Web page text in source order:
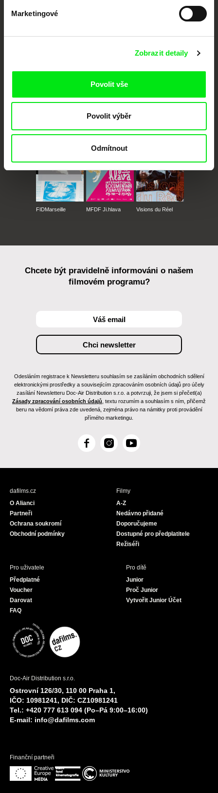
Marketingové
Zobrazit detaily
Povolit vše
Povolit výběr
Odmítnout
Millennium Docs
FIDMarseille MFDF Ji.hlava Visions du Réel
Chcete být pravidelně informováni o našem
filmovém programu?
Odesláním registrace k Newsletteru souhlasím se zasíláním obchodních sdělení
elektronickými prostředky a souvisejícím zpracováním osobních údajů pro účely
zasílání Newsletteru Doc-Air Distribution s.r.o. a potvrzuji, že jsem si přečetl(a)
Zásady zpracování osobních údajů , textu rozumím a souhlasím s ním, přičemž
beru na vědomí práva zde uvedená, zejména právo na námitky proti provádění
přímého marketingu.
F
c
I
s
Y
u
dafilms.cz
O Alianci
Partneři
Ochrana soukromí
Obchodní podmínky
Filmy
A-Z
Nedávno přidané
Doporučujeme
Dostupné pro předplatitele
Režiséři
Pro uživatele
Předplatné
Voucher
Darovat
FAQ
Pro dítě
Junior
Proč Junior
Vytvořit Junior Účet
Doc-Air Distribution s.r.o.
Ostrovní 126/30, 110 00 Praha 1,
IČO: 10981241, DIČ: CZ10981241
Tel.: +420 777 613 094 (Po–Pá 9:00–16:00)
E-mail: info@dafilms.com
Finanční partneři